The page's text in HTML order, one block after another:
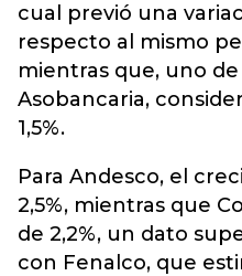
cual previó una
respecto al mismo
mientras que, uno
Asobancaria,
1,5%.
Para Andesco, el
2,5%, mientras que
de 2,2%, un dato
con Fenalco, que